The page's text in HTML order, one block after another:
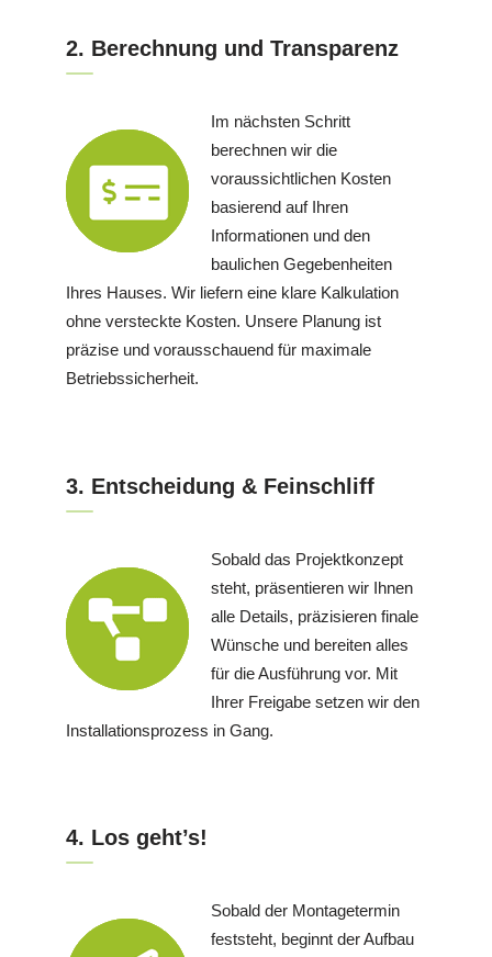
2. Berechnung und Transparenz
Im nächsten Schritt
berechnen wir die
voraussichtlichen Kosten
basierend auf Ihren
Informationen und den
baulichen Gegebenheiten
Ihres Hauses. Wir liefern eine klare Kalkulation
ohne versteckte Kosten. Unsere Planung ist
präzise und vorausschauend für maximale
Betriebssicherheit.
3. Entscheidung & Feinschliff
Sobald das Projektkonzept
steht, präsentieren wir Ihnen
alle Details, präzisieren finale
Wünsche und bereiten alles
für die Ausführung vor. Mit
Ihrer Freigabe setzen wir den
Installationsprozess in Gang.
4. Los geht’s!
Sobald der Montagetermin
feststeht, beginnt der Aufbau